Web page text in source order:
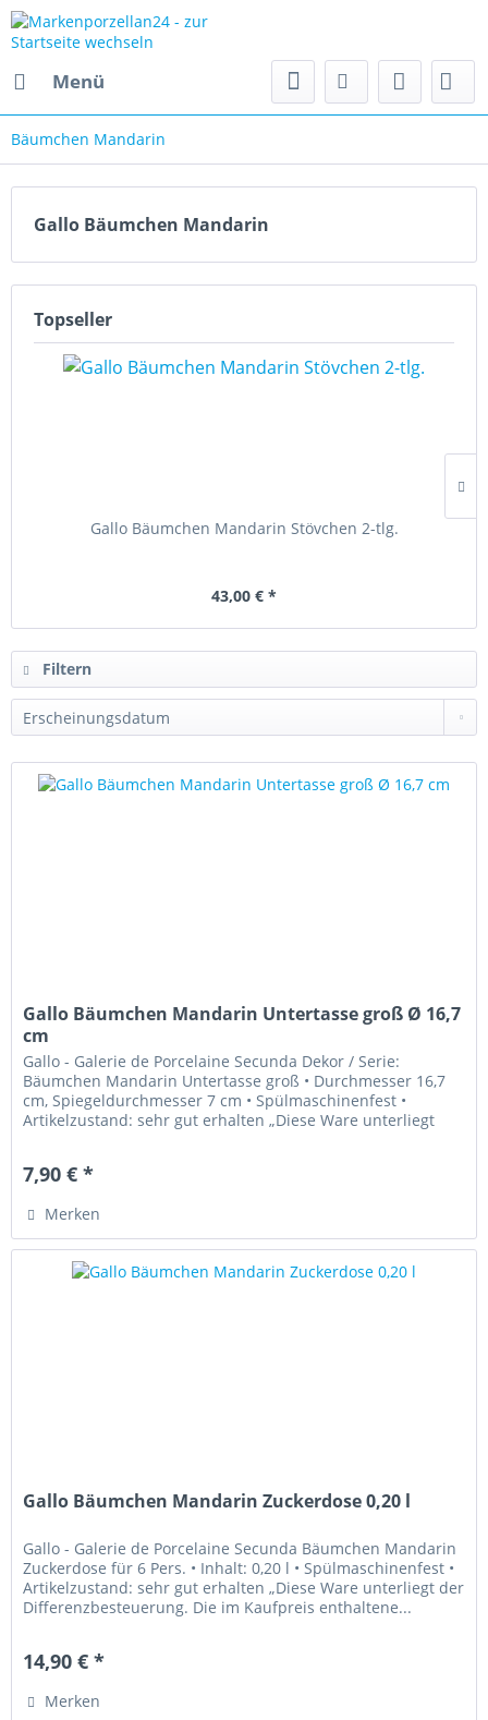
Menü
Bäumchen Mandarin
Gallo Bäumchen Mandarin
Topseller
Gallo Bäumchen Mandarin Stövchen 2-tlg.
43,00 € *
Filtern
Gallo Bäumchen Mandarin Untertasse groß Ø 16,7
cm
Gallo - Galerie de Porcelaine Secunda Dekor / Serie:
Bäumchen Mandarin Untertasse groß • Durchmesser 16,7
cm, Spiegeldurchmesser 7 cm • Spülmaschinenfest •
Artikelzustand: sehr gut erhalten „Diese Ware unterliegt
7,90 € *
Merken
Gallo Bäumchen Mandarin Zuckerdose 0,20 l
Gallo - Galerie de Porcelaine Secunda Bäumchen Mandarin
Zuckerdose für 6 Pers. • Inhalt: 0,20 l • Spülmaschinenfest •
Artikelzustand: sehr gut erhalten „Diese Ware unterliegt der
Differenzbesteuerung. Die im Kaufpreis enthaltene...
14,90 € *
Merken